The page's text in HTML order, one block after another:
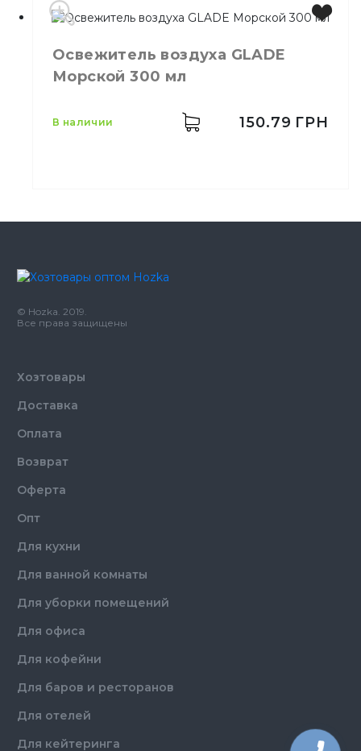
Освежитель воздуха GLADE
Морской 300 мл
Емкость
Назначение
в наличии 150.79 ГРН
© Hozka. 2019.
Все права защищены
Хозтовары
Доставка
Оплата
Возврат
Оферта
Опт
Для кухни
Для ванной комнаты
Для уборки помещений
Для офиса
Для кофейни
Для баров и ресторанов
Для отелей
Для кейтеринга